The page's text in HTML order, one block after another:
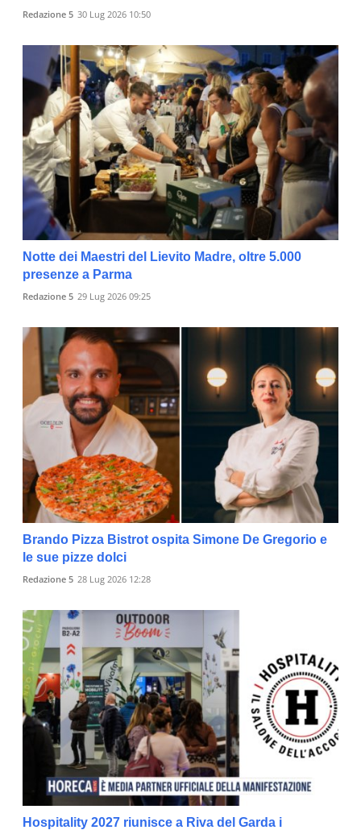
Redazione 5 30 Lug 2026 10:50
Notte dei Maestri del Lievito Madre, oltre 5.000
presenze a Parma
Redazione 5 29 Lug 2026 09:25
Brando Pizza Bistrot ospita Simone De Gregorio e
le sue pizze dolci
Redazione 5 28 Lug 2026 12:28
Hospitality 2027 riunisce a Riva del Garda i